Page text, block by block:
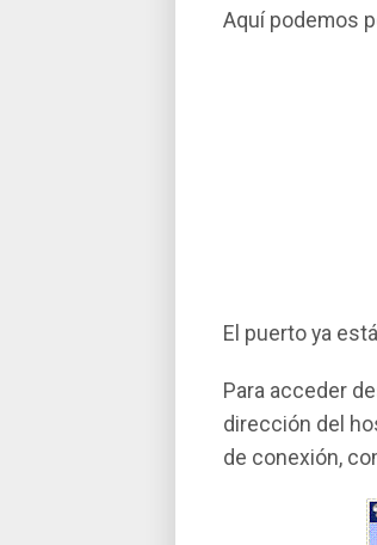
Aquí­ podemos
El puerto ya
Para acceder
dirección del
de conexión,